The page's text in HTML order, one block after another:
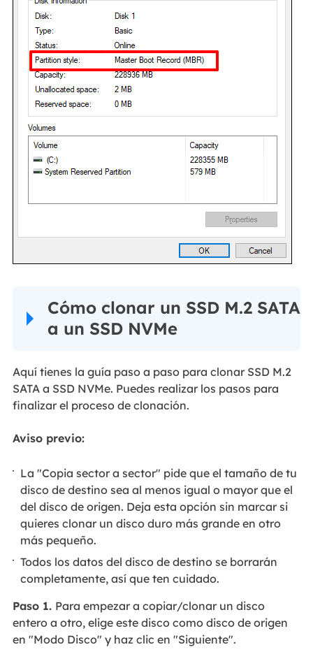
Cómo clonar un SSD M.2 SATA
a un SSD NVMe
Aquí tienes la guía paso a paso para clonar SSD M.2
SATA a SSD NVMe. Puedes realizar los pasos para
finalizar el proceso de clonación.
Aviso previo:
La "Copia sector a sector" pide que el tamaño de tu
disco de destino sea al menos igual o mayor que el
del disco de origen. Deja esta opción sin marcar si
quieres clonar un disco duro más grande en otro
más pequeño.
Todos los datos del disco de destino se borrarán
completamente, así que ten cuidado.
Paso 1. Para empezar a copiar/clonar un disco
entero a otro, elige este disco como disco de origen
en "Modo Disco" y haz clic en "Siguiente".